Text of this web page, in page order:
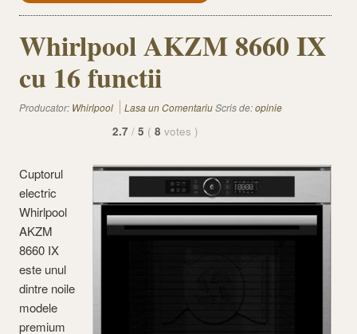
Whirlpool AKZM 8660 IX
cu 16 functii
Producator: Whirlpool Lasa un ComentariuScris de:opinie
2.7 / 5 ( 8 votes )
Cuptorul
electric
Whirlpool
AKZM
8660 IX
este unul
dintre noile
modele
premium